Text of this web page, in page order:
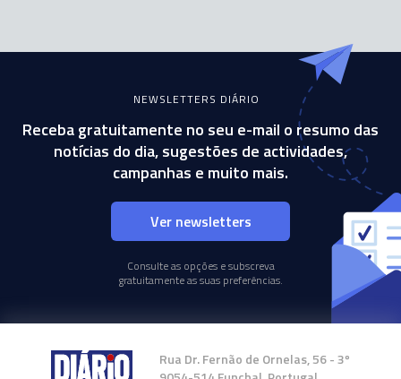
NEWSLETTERS DIÁRIO
Receba gratuitamente no seu e-mail o resumo das
notícias do dia, sugestões de actividades,
campanhas e muito mais.
Ver newsletters
Consulte as opções e subscreva
gratuitamente as suas preferências.
Rua Dr. Fernão de Ornelas, 56 - 3º